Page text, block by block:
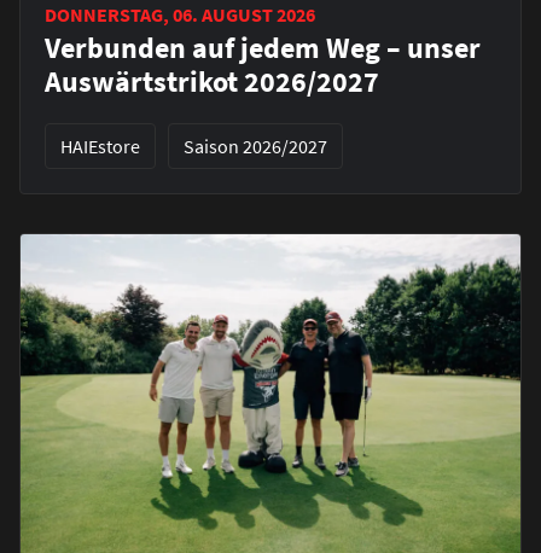
DONNERSTAG, 06. AUGUST 2026
Verbunden auf jedem Weg – unser
Auswärtstrikot 2026/2027
HAIEstore Saison 2026/2027